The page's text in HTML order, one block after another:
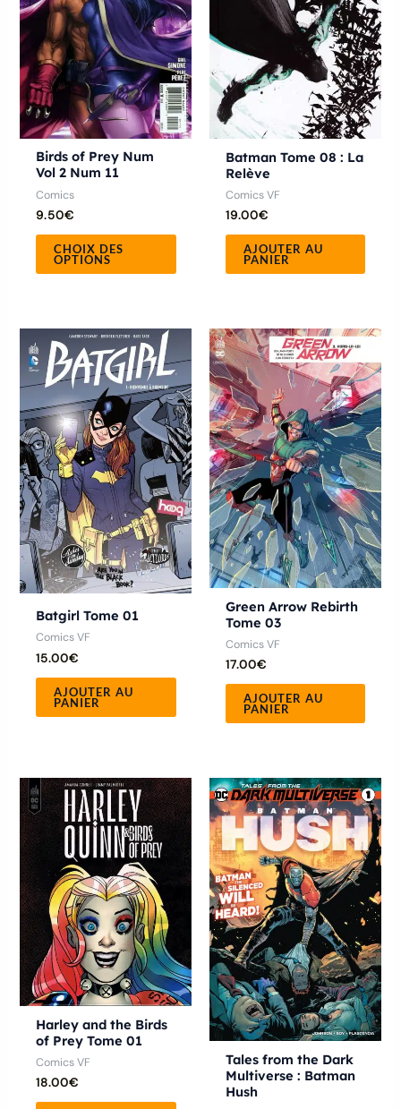
Birds of Prey Num
Vol 2 Num 11
Comics
9.50€
CHOIX DES
OPTIONS
Les
options
peuvent
être
choisies
sur
Batman Tome 08 : La
Relève
Comics VF
19.00€
AJOUTER AU
PANIER
Batgirl Tome 01
Comics VF
15.00€
AJOUTER AU
PANIER
Green Arrow Rebirth
Tome 03
Comics VF
17.00€
AJOUTER AU
PANIER
Harley and the Birds
of Prey Tome 01
Comics VF
18.00€
Tales from the Dark
Multiverse : Batman
Hush
Ce
a
Les
être
sur